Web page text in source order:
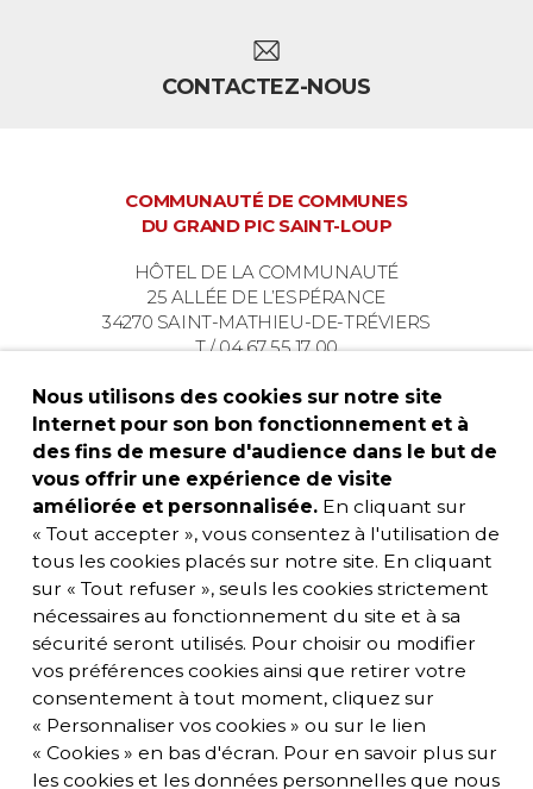
CONTACTEZ-NOUS
COMMUNAUTÉ DE COMMUNES
DU GRAND PIC SAINT-LOUP
HÔTEL DE LA COMMUNAUTÉ
25 ALLÉE DE L’ESPÉRANCE
34270 SAINT-MATHIEU-DE-TRÉVIERS
T / 04 67 55 17 00
Nous utilisons des cookies sur notre site
Internet pour son bon fonctionnement et à
des fins de mesure d'audience dans le but de
vous offrir une expérience de visite
améliorée et personnalisée. En cliquant sur
« Tout accepter », vous consentez à l'utilisation de
tous les cookies placés sur notre site. En cliquant
sur « Tout refuser », seuls les cookies strictement
nécessaires au fonctionnement du site et à sa
sécurité seront utilisés. Pour choisir ou modifier
vos préférences cookies ainsi que retirer votre
consentement à tout moment, cliquez sur
« Personnaliser vos cookies » ou sur le lien
« Cookies » en bas d'écran. Pour en savoir plus sur
les cookies et les données personnelles que nous